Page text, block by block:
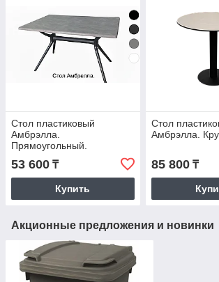
Стол пластиковый
Амбрэлла.
Прямоугольный.
53 600 ₸
Купить
Стол
Амбрэлла.
85 800₸
Акционные предложения и новинки